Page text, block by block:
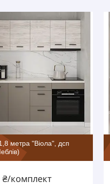
метра "Віола", дсп
₴/комплект